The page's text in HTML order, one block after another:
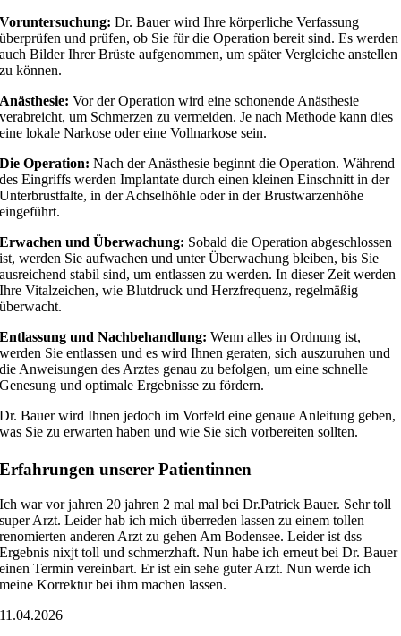
Voruntersuchung: Dr. Bauer wird Ihre körperliche Verfassung
überprüfen und prüfen, ob Sie für die Operation bereit sind. Es werden
auch Bilder Ihrer Brüste aufgenommen, um später Vergleiche anstellen
zu können.
Anästhesie: Vor der Operation wird eine schonende Anästhesie
verabreicht, um Schmerzen zu vermeiden. Je nach Methode kann dies
eine lokale Narkose oder eine Vollnarkose sein.
Die Operation: Nach der Anästhesie beginnt die Operation. Während
des Eingriffs werden Implantate durch einen kleinen Einschnitt in der
Unterbrustfalte, in der Achselhöhle oder in der Brustwarzenhöhe
eingeführt.
Erwachen und Überwachung: Sobald die Operation abgeschlossen
ist, werden Sie aufwachen und unter Überwachung bleiben, bis Sie
ausreichend stabil sind, um entlassen zu werden. In dieser Zeit werden
Ihre Vitalzeichen, wie Blutdruck und Herzfrequenz, regelmäßig
überwacht.
Entlassung und Nachbehandlung: Wenn alles in Ordnung ist,
werden Sie entlassen und es wird Ihnen geraten, sich auszuruhen und
die Anweisungen des Arztes genau zu befolgen, um eine schnelle
Genesung und optimale Ergebnisse zu fördern.
Dr. Bauer wird Ihnen jedoch im Vorfeld eine genaue Anleitung geben,
was Sie zu erwarten haben und wie Sie sich vorbereiten sollten.
Erfahrungen unserer Patientinnen
Ich war vor jahren 20 jahren 2 mal mal bei Dr.Patrick Bauer. Sehr toll
super Arzt. Leider hab ich mich überreden lassen zu einem tollen
renomierten anderen Arzt zu gehen Am Bodensee. Leider ist dss
Ergebnis nixjt toll und schmerzhaft. Nun habe ich erneut bei Dr. Bauer
einen Termin vereinbart. Er ist ein sehe guter Arzt. Nun werde ich
meine Korrektur bei ihm machen lassen.
11.04.2026